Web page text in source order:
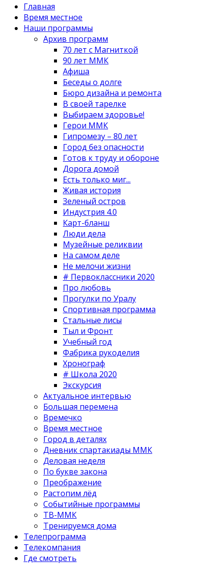
Главная
Время местное
Наши программы
Архив программ
70 лет с Магниткой
90 лет ММК
Афиша
Беседы о долге
Бюро дизайна и ремонта
В своей тарелке
Выбираем здоровье!
Герои ММК
Гипромезу – 80 лет
Город без опасности
Готов к труду и обороне
Дорога домой
Есть только миг...
Живая история
Зеленый остров
Индустрия 4.0
Карт-бланш
Люди дела
Музейные реликвии
На самом деле
Не мелочи жизни
# Первоклассники 2020
Про любовь
Прогулки по Уралу
Спортивная программа
Стальные лисы
Тыл и Фронт
Учебный год
Фабрика рукоделия
Хронограф
# Школа 2020
Экскурсия
Актуальное интервью
Большая перемена
Времечко
Время местное
Город в деталях
Дневник спартакиады ММК
Деловая неделя
По букве закона
Преображение
Растопим лёд
Событийные программы
ТВ-ММК
Тренируемся дома
Телепрограмма
Телекомпания
Где смотреть